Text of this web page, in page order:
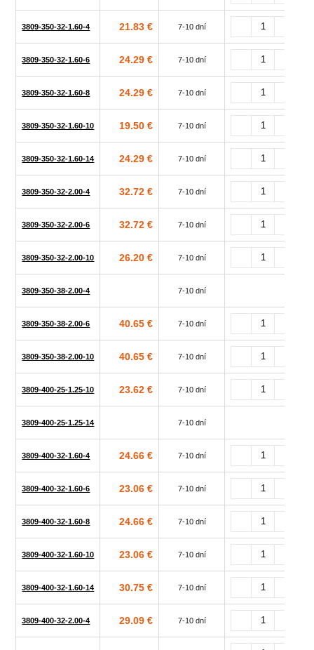
3809-350-32-1.60-4 21.83 € 7-10 dní
3809-350-32-1.60-6 24.29 € 7-10 dní
3809-350-32-1.60-8 24.29 € 7-10 dní
3809-350-32-1.60-10 19.50 € 7-10 dní
3809-350-32-1.60-14 24.29 € 7-10 dní
3809-350-32-2.00-4 32.72 € 7-10 dní
3809-350-32-2.00-6 32.72 € 7-10 dní
3809-350-32-2.00-10 26.20 € 7-10 dní
3809-350-38-2.00-4 7-10 dní
3809-350-38-2.00-6 40.65 € 7-10 dní
3809-350-38-2.00-10 40.65 € 7-10 dní
3809-400-25-1.25-10 23.62 € 7-10 dní
3809-400-25-1.25-14 7-10 dní
3809-400-32-1.60-4 24.66 € 7-10 dní
3809-400-32-1.60-6 23.06 € 7-10 dní
3809-400-32-1.60-8 24.66 € 7-10 dní
3809-400-32-1.60-10 23.06 € 7-10 dní
3809-400-32-1.60-14 30.75 € 7-10 dní
3809-400-32-2.00-4 29.09 € 7-10 dní